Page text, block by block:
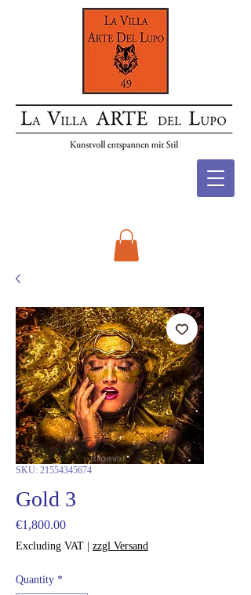
SKU: 21554345674
Gold 3
€1,800.00Price
Excluding VAT | zzgl Versand
Quantity *